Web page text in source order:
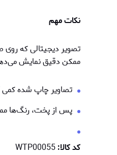
نکات مهم
تصویر دیجیتالی که
ممکن دقیق نمایش
تصاویر چاپ شده
پس از پخت، رنگ‌ها
کد کالا:WTP00055